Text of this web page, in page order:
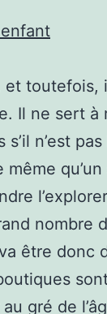
toutefois,
Il ne sert à
n’est
nombre
être donc
gré de